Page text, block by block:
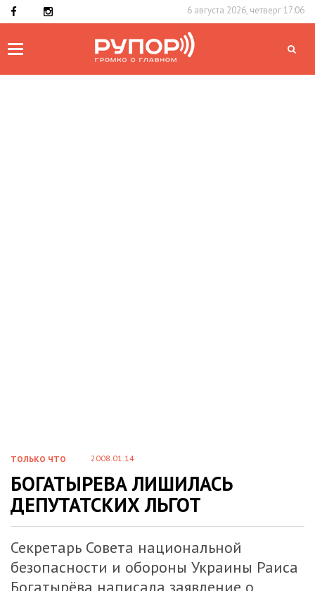
6 августа 2026, четверг 17:06
Toggle
ТОЛЬКО ЧТО 2008.01.14
БОГАТЫРЕВА ЛИШИЛАСЬ
ДЕПУТАТСКИХ ЛЬГОТ
Секретарь Совета национальной
безопасности и обороны Украины Раиса
Богатырёва написала заявление о